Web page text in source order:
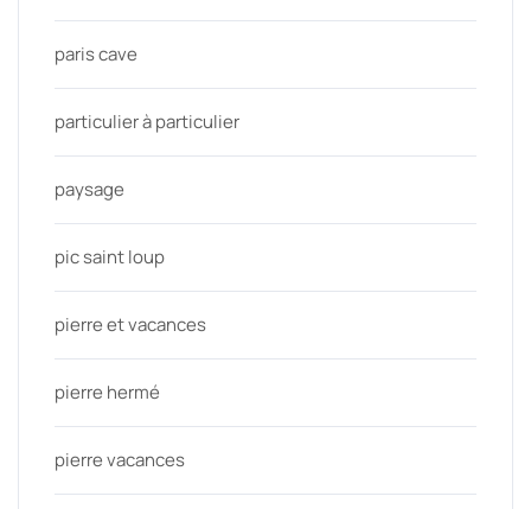
paris cave
particulier à particulier
paysage
pic saint loup
pierre et vacances
pierre hermé
pierre vacances